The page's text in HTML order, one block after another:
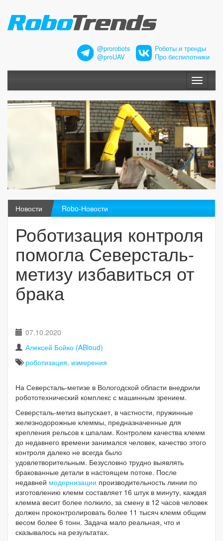
@prorobots
@proUAV
Роботы и тренды
Про беспилотники
Меню
Новости Robo-Новости
Роботизация контроля
помогла Северсталь-
метизу избавиться от
брака
07.10.2020
Алексей Бойко (ABloud)
роботизация, измерения
На Северсталь-метизе в Вологодской области внедрили
робототехнический комплекс с машинным зрением.
Северсталь-метиз выпускает, в частности, пружинные
железнодорожные клеммы, предназначенные для
крепления рельсов к шпалам. Контролем качества клемм
до недавнего времени занимался человек, качество этого
контроля далеко не всегда было
удовлетворительным. Безусловно трудно выявлять
бракованные детали в настоящем потоке. После
недавней модернизации производительность линии по
изготовлению клемм составляет 16 штук в минуту, каждая
клемма весит более полкило, за смену в 12 часов человек
должен проконтролировать более 11 тысяч клемм общим
весом более 6 тонн. Задача мало реальная, что и
сказывалось на результатах.